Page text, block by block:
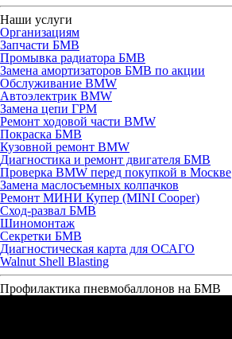
Наши услуги
Организациям
Запчасти БМВ
Промывка радиатора БМВ
Замена амортизаторов БМВ по акции
Обслуживание BMW
Автоэлектрик BMW
Замена цепи ГРМ
Ремонт ходовой части BMW
Покраска БМВ
Кузовной ремонт BMW
Диагностика и ремонт двигателя БМВ
Проверка BMW перед покупкой в Москве
Замена маслосъемных колпачков
Ремонт МИНИ Купер (MINI Cooper)
Сход-развал БМВ
Шиномонтаж
Секретки БМВ
Диагностическая карта для ОСАГО
Walnut Shell Blasting
Профилактика пневмобаллонов на БМВ